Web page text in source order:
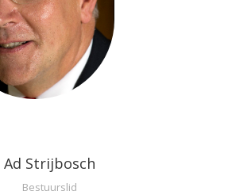
Ad Strijbosch
Bestuurslid